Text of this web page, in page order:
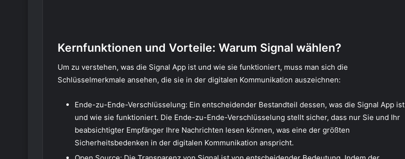
Kernfunktionen und Vorteile: Warum Signal wählen?
Um zu verstehen, was die Signal App ist und wie sie funktioniert, muss man sich die
Schlüsselmerkmale ansehen, die sie in der digitalen Kommunikation auszeichnen:
Ende-zu-Ende-Verschlüsselung: Ein entscheidender Bestandteil dessen, was die Signal App ist
und wie sie funktioniert. Die Ende-zu-Ende-Verschlüsselung stellt sicher, dass nur Sie und Ihr
beabsichtigter Empfänger Ihre Nachrichten lesen können, was eine der größten
Sicherheitsbedenken in der digitalen Kommunikation anspricht.